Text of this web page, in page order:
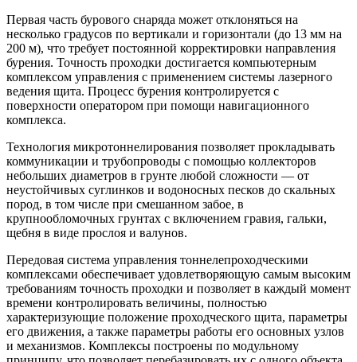
Первая часть бурового снаряда может отклоняться на
несколько градусов по вертикали и горизонтали (до 13 мм на
200 м), что требует постоянной корректировки направления
бурения. Точность проходки достигается компьютерным
комплексом управления с применением системы лазерного
ведения щита. Процесс бурения контролируется с
поверхности оператором при помощи навигационного
комплекса.
Технология микротоннелирования позволяет прокладывать
коммуникации и трубопроводы с помощью коллекторов
небольших диаметров в грунте любой сложности — от
неустойчивых суглинков и водоносных песков до скальных
пород, в том числе при смешанном забое, в
крупнообломочных грунтах с включением гравия, гальки,
щебня в виде прослоя и валунов.
Передовая система управления тоннелепроходческими
комплексами обеспечивает удовлетворяющую самым высоким
требованиям точность проходки и позволяет в каждый момент
времени контролировать величины, полностью
характеризующие положение проходческого щита, параметры
его движения, а также параметры работы его основных узлов
и механизмов. Комплексы построены по модульному